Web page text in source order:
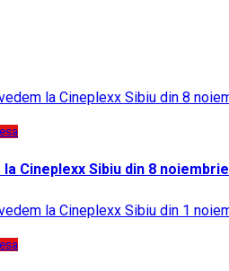
Cineplexx Sibiu din 8 noiembrie